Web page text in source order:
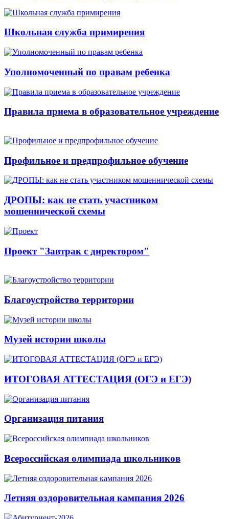
Школьная служба примирения
Уполномоченный по правам ребенка
Правила приема в образовательное учреждение
Профильное и предпрофильное обучение
ДРОПЫ: как не стать участником
мошеннической схемы
Проект "Завтрак с директором"
Благоустройство территории
Музей истории школы
ИТОГОВАЯ АТТЕСТАЦИЯ (ОГЭ и ЕГЭ)
Организация питания
Всероссийская олимпиада школьников
Летняя оздоровительная кампания 2026